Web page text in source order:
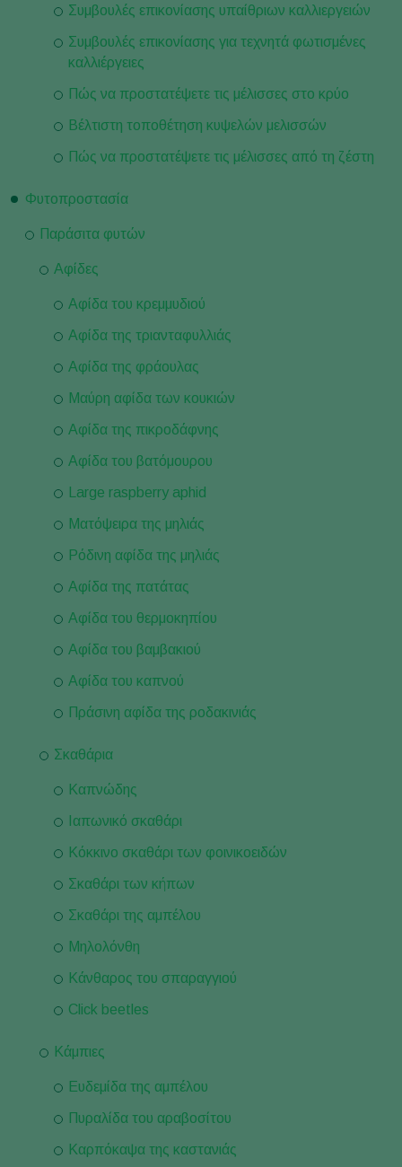
Συμβουλές επικονίασης υπαίθριων καλλιεργειών
Συμβουλές επικονίασης για τεχνητά φωτισμένες
καλλιέργειες
Πώς να προστατέψετε τις μέλισσες στο κρύο
Βέλτιστη τοποθέτηση κυψελών μελισσών
Πώς να προστατέψετε τις μέλισσες από τη ζέστη
Φυτοπροστασία
Παράσιτα φυτών
Αφίδες
Αφίδα του κρεμμυδιού
Αφίδα της τριανταφυλλιάς
Αφίδα της φράουλας
Μαύρη αφίδα των κουκιών
Αφίδα της πικροδάφνης
Αφίδα του βατόμουρου
Large raspberry aphid
Ματόψειρα της μηλιάς
Ρόδινη αφίδα της μηλιάς
Αφίδα της πατάτας
Αφίδα του θερμοκηπίου
Αφίδα του βαμβακιού
Αφίδα του καπνού
Πράσινη αφίδα της ροδακινιάς
Σκαθάρια
Καπνώδης
Ιαπωνικό σκαθάρι
Κόκκινο σκαθάρι των φοινικοειδών
Σκαθάρι των κήπων
Σκαθάρι της αμπέλου
Μηλολόνθη
Κάνθαρος του σπαραγγιού
Click beetles
Κάμπιες
Ευδεμίδα της αμπέλου
Πυραλίδα του αραβοσίτου
Καρπόκαψα της καστανιάς